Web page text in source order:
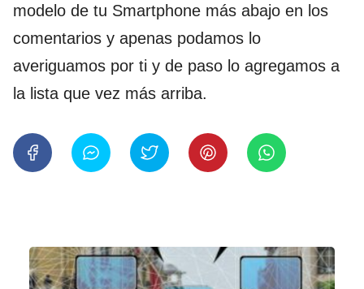
modelo de tu Smartphone más abajo en los
comentarios y apenas podamos lo
averiguamos por ti y de paso lo agregamos a
la lista que vez más arriba.